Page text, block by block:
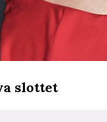
slottet